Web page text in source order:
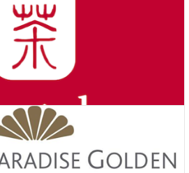
Hoteles
Ver Cupones